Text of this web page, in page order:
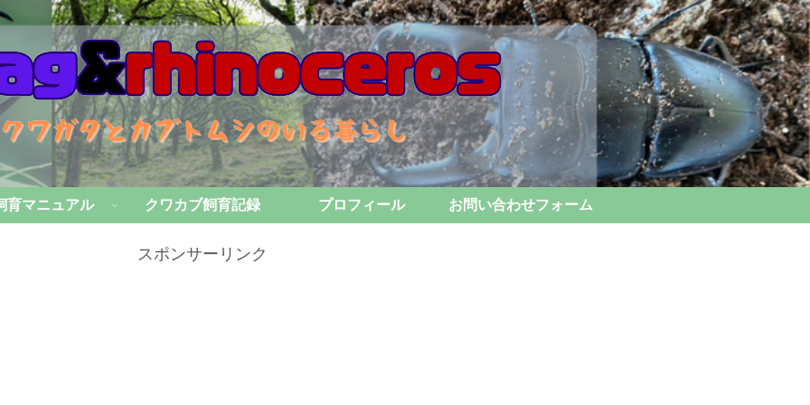
育マニュアル クワカブ飼育記録 プロフィール お問い合わせフォーム
スポンサーリンク